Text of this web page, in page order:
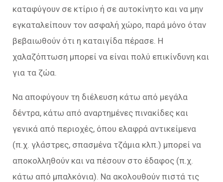
καταφύγουν σε κτίριο ή σε αυτοκίνητο και να μην
εγκαταλείπουν τον ασφαλή χώρο, παρά μόνο όταν
βεβαιωθούν ότι η καταιγίδα πέρασε. Η
χαλαζόπτωση μπορεί να είναι πολύ επικίνδυνη και
για τα ζώα.
Να αποφύγουν τη διέλευση κάτω από μεγάλα
δέντρα, κάτω από αναρτημένες πινακίδες και
γενικά από περιοχές, όπου ελαφρά αντικείμενα
(π.χ. γλάστρες, σπασμένα τζάμια κλπ.) μπορεί να
αποκολληθούν και να πέσουν στο έδαφος (π.χ.
κάτω από μπαλκόνια). Να ακολουθούν πιστά τις